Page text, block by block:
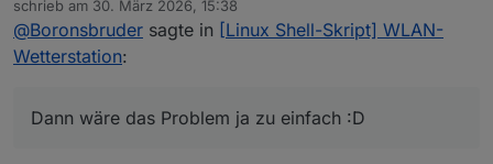
Wie du siehst sind immer Vorkommastellen da.
Nur werden die ersten 3 als String und die 4. als
schrieb am 30. März 2026, 15:38
zuletzt editiert von
@Boronsbruder sagte in [Linux Shell-Skript] WLAN-
Wetterstation:
Dann wäre das Problem ja zu einfach :D